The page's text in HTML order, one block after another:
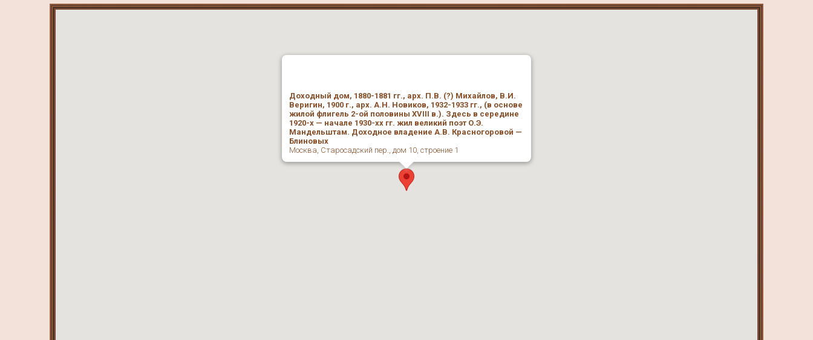
Доходный дом, 1880-1881 гг., арх. П.В. (?) Михайлов, В.И.
Веригин, 1900 г., арх. А.Н. Новиков, 1932-1933 гг., (в основе
жилой флигель 2-ой половины XVIII в.). Здесь в середине
1920-х — начале 1930-хх гг. жил великий поэт О.Э.
Мандельштам. Доходное владение А.В. Красногоровой —
Блиновых
Москва, Старосадский пер., дом 10, строение 1